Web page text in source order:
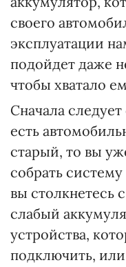
своего
эксплуатации
подойдет даже
чтобы хватало
Сначала
есть
старый, то вы
собрать
вы столкнетесь
слабый
устройства,
подключить,